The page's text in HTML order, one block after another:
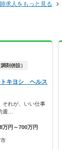
求人をもっと見る
剤併設）
トキヨシ ヘルス
それが、いい仕事
週…
万円～700万円